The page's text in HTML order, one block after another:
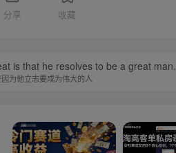
分享 收藏
is that he resolves to be a great man.
为他立志要成为伟大的人